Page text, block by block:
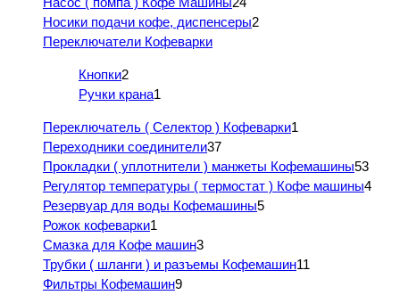
Носики подачи кофе, диспенсеры2
Переключатели Кофеварки
Кнопки2
Ручки крана1
Переключатель ( Селектор ) Кофеварки1
Переходники соединители37
Прокладки ( уплотнители ) манжеты Кофемашины53
Регулятор температуры ( термостат ) Кофе машины4
Резервуар для воды Кофемашины5
Рожок кофеварки1
Смазка для Кофе машин3
Трубки ( шланги ) и разъемы Кофемашин11
Фильтры Кофемашин9